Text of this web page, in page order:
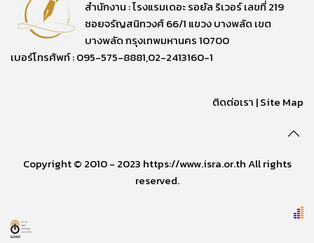
สำนักงาน : โรงแรมเดอะ รอยัล ริเวอร์ เลขที่ 219
ซอยจรัญสนิทวงศ์ 66/1 แขวง บางพลัด เขต
บางพลัด กรุงเทพมหานคร 10700
เบอร์โทรศัพท์ : 095-575-8881,02-2413160-1
ติดต่อเรา |Site Map
Copyright © 2010 - 2023 https://www.isra.or.th All rights
reserved.